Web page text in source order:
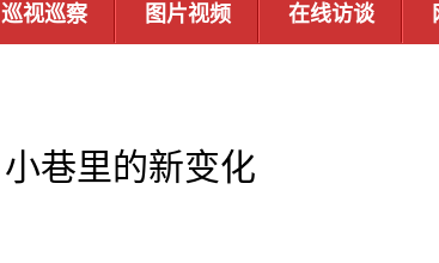
巡视巡察 图片视频 在线访谈
小巷里的新变化